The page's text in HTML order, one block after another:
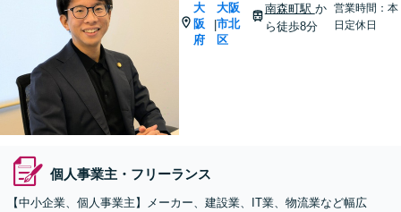
大
阪
府
|
大阪
市北
区
南森町駅 か
ら徒歩8分
営業時間：本
日定休日
個人事業主・フリーランス
【中小企業、個人事業主】メーカー、建設業、IT業、物流業など幅広